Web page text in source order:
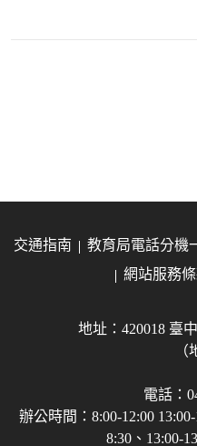
交通指南 教育局電話分機
網站服務
地址：420018 臺
（
電話：
辦公時間：8:00-12:00
8:30、13:00-